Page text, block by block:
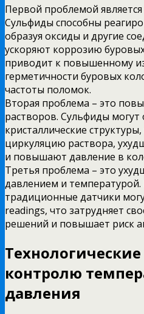
Первой проблемой является
Сульфиды способны
образуя оксиды и другие
ускоряют коррозию
приводит к повышенному
герметичности буровых
частоты поломок.
Вторая проблема – это
растворов. Сульфиды
кристаллические
циркуляцию раствора,
и повышают давление в
Третья проблема – это
давлением и температурой.
традиционные датчики
readings, что затрудняет
решений и повышает риск
контролю
давления